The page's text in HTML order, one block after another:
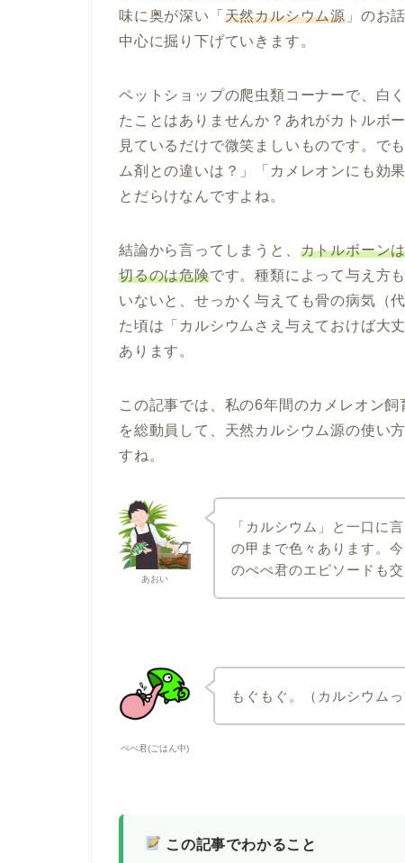
味に奥が深い「 天然カルシウム源 」のお
中心に掘り下げていきます。
ペットショップの爬虫類コーナーで、白
たことはありませんか？あれがカトルボ
見ているだけで微笑ましいものです。で
ム剤との違いは？」「カメレオンにも効
とだらけなんですよね。
結論から言ってしまうと、 カトルボーン
切るのは危険です。種類によって与え方
いないと、せっかく与えても骨の病気（
た頃は「カルシウムさえ与えておけば大
あります。
この記事では、私の6年間のカメレオン
を総動員して、天然カルシウム源の使い
すね。
あおい
「カルシウム」と一口に
の甲まで色々あります。
のぺぺ君のエピソードも
ぺぺ君(ごはん中)
もぐもぐ。（カルシウム
この記事でわかること